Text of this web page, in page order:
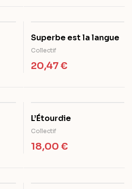
Superbe est la langue
Collectif
20,47€
L’Étourdie
Collectif
18,00 €